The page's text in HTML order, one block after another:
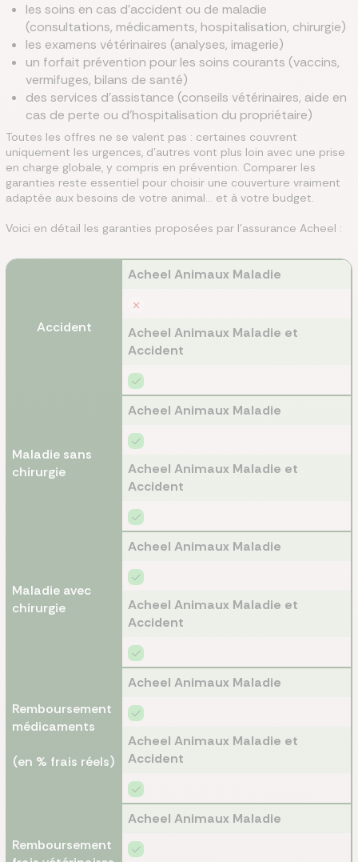
les soins en cas d’accident ou de maladie
(consultations, médicaments, hospitalisation, chirurgie)
les examens vétérinaires (analyses, imagerie)
un forfait prévention pour les soins courants (vaccins,
vermifuges, bilans de santé)
des services d’assistance (conseils vétérinaires, aide en
cas de perte ou d’hospitalisation du propriétaire)
Toutes les offres ne se valent pas : certaines couvrent
uniquement les urgences, d’autres vont plus loin avec une prise
en charge globale, y compris en prévention. Comparer les
garanties reste essentiel pour choisir une couverture vraiment
adaptée aux besoins de votre animal… et à votre budget.
Voici en détail les garanties proposées par l’assurance Acheel :
Accident
Acheel Animaux Maladie
Acheel Animaux Maladie et
Accident
Maladie sans
chirurgie
Acheel Animaux Maladie
Acheel Animaux Maladie et
Accident
Maladie avec
chirurgie
Acheel Animaux Maladie
Acheel Animaux Maladie et
Accident
Remboursement
médicaments
(en % frais réels)
Acheel Animaux Maladie
Acheel Animaux Maladie et
Accident
Remboursement
Acheel Animaux Maladie